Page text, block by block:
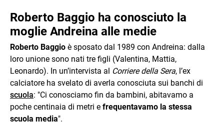
Roberto Baggio ha conosciuto la
moglie Andreina alle medie
Roberto Baggio è sposato dal 1989 con Andreina: dalla
loro unione sono nati tre figli (Valentina, Mattia,
Leonardo). In un’intervista al Corriere della Sera, l’ex
calciatore ha svelato di averla conosciuta sui banchi di
scuola: "Ci conosciamo fin da bambini, abitavamo a
poche centinaia di metri e frequentavamo la stessa
scuola media".